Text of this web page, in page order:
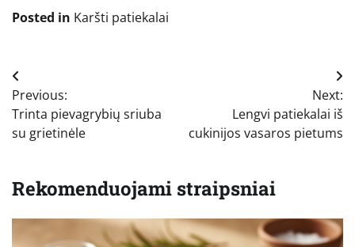
Posted in Karšti patiekalai
Navigacija
tarp
įrašų
Previous:
Trinta pievagrybių sriuba
su grietinėle
Next:
Lengvi patiekalai iš
cukinijos vasaros pietums
Rekomenduojami straipsniai